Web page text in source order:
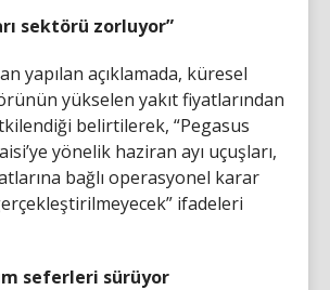
sektörü zorluyor”
yapılan açıklamada, küresel
yükselen yakıt fiyatlarından
belirtilerek, “Pegasus
yönelik haziran ayı uçuşları,
bağlı operasyonel karar
ifadeleri
seferleri sürüyor